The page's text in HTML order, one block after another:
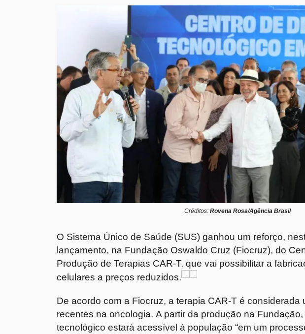
Créditos: Rovena Rosa/Agência Brasil
O Sistema Único de Saúde (SUS) ganhou um reforço,
lançamento, na Fundação Oswaldo Cruz (Fiocruz), do
Produção de Terapias CAR-T, que vai possibilitar a
celulares a preços reduzidos.
De acordo com a Fiocruz, a terapia CAR-T é considerada
recentes na oncologia. A partir da produção na
tecnológico estará acessível à população “em um